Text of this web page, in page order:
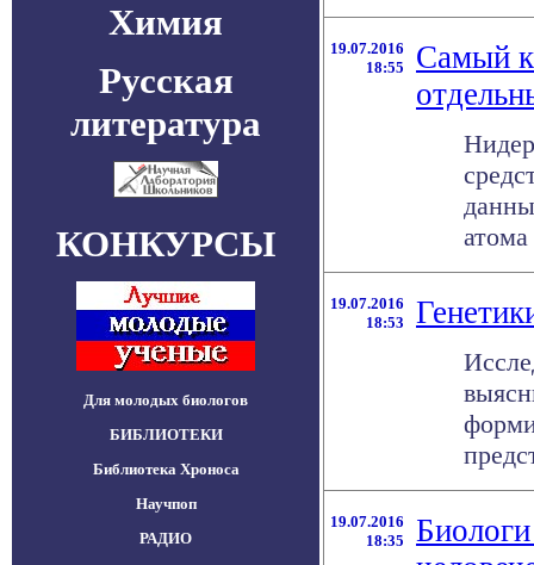
Химия
Русская
литература
КОНКУРСЫ
Для молодых биологов
БИБЛИОТЕКИ
Библиотека Хроноса
Научпоп
РАДИО
19.07.2016
18:55
Самый
19.07.2016
18:53
19.07.2016
18:35